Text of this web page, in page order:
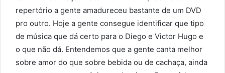
repertório a gente amadureceu bastante de um DVD
pro outro. Hoje a gente consegue identificar que tipo
de música que dá certo para o Diego e Victor Hugo e
o que não dá. Entendemos que a gente canta melhor
sobre amor do que sobre bebida ou de cachaça, ainda